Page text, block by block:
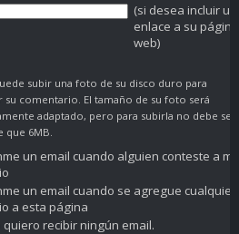
(si desea incluir un
enlace a su página
web)
subir una foto de su disco duro para
su comentario. El tamaño de su foto será
adaptado, pero para subirla no debe ser
que 6MB.
un email cuando alguien conteste a mi
un email cuando se agregue cualquier
a esta página
quiero recibir ningún email.